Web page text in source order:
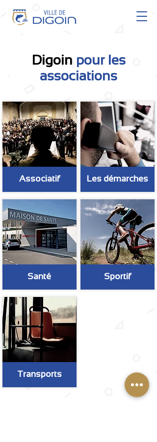
Digoin pour les
associations
Associatif
Santé
Transports
Les démarches
Sportif